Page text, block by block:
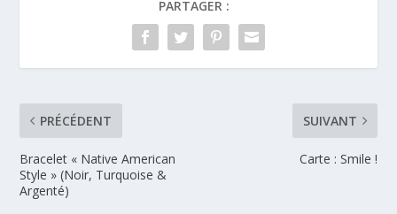
PARTAGER :
PRÉCÉDENT
Bracelet « Native American
Style » (Noir, Turquoise &
Argenté)
SUIVANT
Carte : Smile !